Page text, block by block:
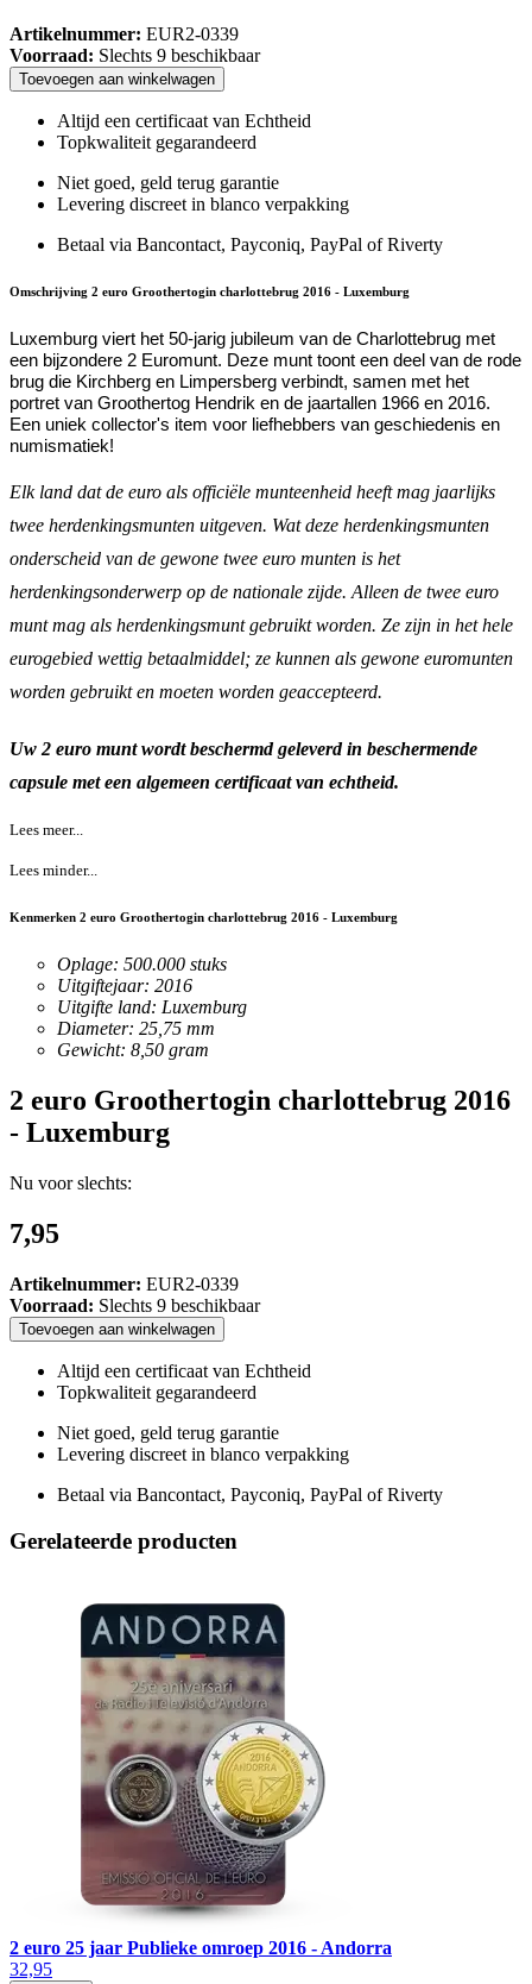
Artikelnummer: EUR2-0339
Voorraad: Slechts 9 beschikbaar
Toevoegen aan winkelwagen
Altijd een certificaat van Echtheid
Topkwaliteit gegarandeerd
Niet goed, geld terug garantie
Levering discreet in blanco verpakking
Betaal via Bancontact, Payconiq, PayPal of Riverty
Omschrijving 2 euro Groothertogin charlottebrug 2016 - Luxemburg
Luxemburg viert het 50-jarig jubileum van de Charlottebrug met
een bijzondere 2 Euromunt. Deze munt toont een deel van de rode
brug die Kirchberg en Limpersberg verbindt, samen met het
portret van Groothertog Hendrik en de jaartallen 1966 en 2016.
Een uniek collector's item voor liefhebbers van geschiedenis en
numismatiek!
Elk land dat de euro als officiële munteenheid heeft mag jaarlijks
twee herdenkingsmunten uitgeven. Wat deze herdenkingsmunten
onderscheid van de gewone twee euro munten is het
herdenkingsonderwerp op de nationale zijde. Alleen de twee euro
munt mag als herdenkingsmunt gebruikt worden. Ze zijn in het hele
eurogebied wettig betaalmiddel; ze kunnen als gewone euromunten
worden gebruikt en moeten worden geaccepteerd.
Uw 2 euro munt wordt beschermd geleverd in beschermende
capsule met een algemeen certificaat van echtheid.
Lees meer...
Lees minder...
Kenmerken 2 euro Groothertogin charlottebrug 2016 - Luxemburg
Oplage: 500.000 stuks
Uitgiftejaar: 2016
Uitgifte land: Luxemburg
Diameter: 25,75 mm
Gewicht: 8,50 gram
2 euro Groothertogin charlottebrug 2016
- Luxemburg
Nu voor slechts:
7,95
Artikelnummer: EUR2-0339
Voorraad: Slechts 9 beschikbaar
Toevoegen aan winkelwagen
Altijd een certificaat van Echtheid
Topkwaliteit gegarandeerd
Niet goed, geld terug garantie
Levering discreet in blanco verpakking
Betaal via Bancontact, Payconiq, PayPal of Riverty
Gerelateerde producten
2 euro 25 jaar Publieke omroep 2016 - Andorra
32,95